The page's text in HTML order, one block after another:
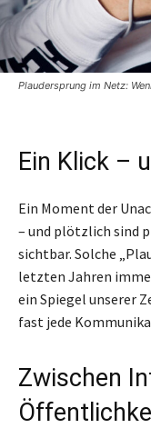
Plaudersprung im Netz:
Ein Klick –
Ein Moment der
– und plötzlich sind
sichtbar. Solche
letzten Jahren
ein Spiegel unserer
fast jede
Zwischen